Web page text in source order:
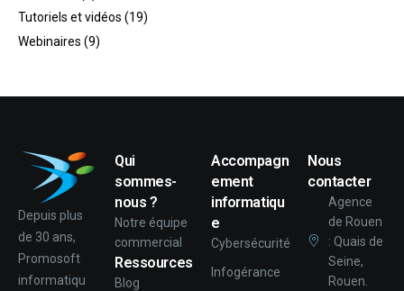
Tutoriels et vidéos (19)
Webinaires (9)
Depuis plus
de 30 ans,
Promosoft
informatiqu
Qui
sommes-
nous ?
Notre équipe
commercial
Ressources
Blog
Accompagn
ement
informatiqu
e
Cybersécurité
Infogérance
Nous
contacter
Agence
de Rouen
: Quais de
Seine,
Rouen.